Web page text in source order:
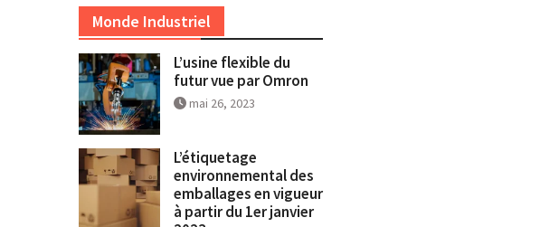
Monde Industriel
L’usine flexible du
futur vue par Omron
mai 26, 2023
L’étiquetage
environnemental des
emballages en vigueur
à partir du 1er janvier